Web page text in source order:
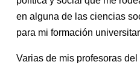
en alguna de las ciencias
para mi formación
Varias de mis profesoras